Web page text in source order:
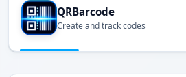
QRBarcode
Create and track codes